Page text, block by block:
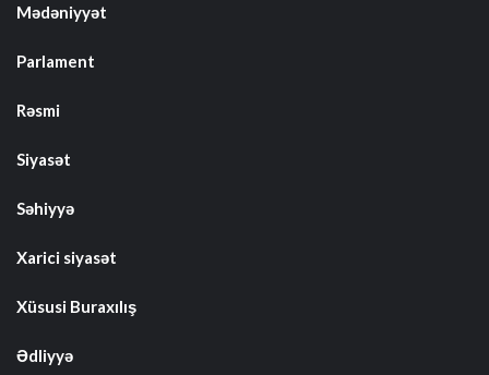
Mədəniyyət
Parlament
Rəsmi
Siyasət
Səhiyyə
Xarici siyasət
Xüsusi Buraxılış
Ədliyyə